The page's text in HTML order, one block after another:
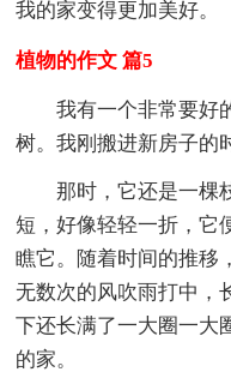
我的家变得更加美好。
植物的作文 篇5
我有一个非常要好
树。我刚搬进新房子的
那时，它还是一棵
短，好像轻轻一折，它
瞧它。随着时间的推移
无数次的风吹雨打中，
下还长满了一大圈一大
的家。